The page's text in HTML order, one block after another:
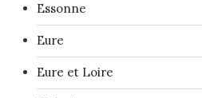
Essonne
Eure
Eure et Loire